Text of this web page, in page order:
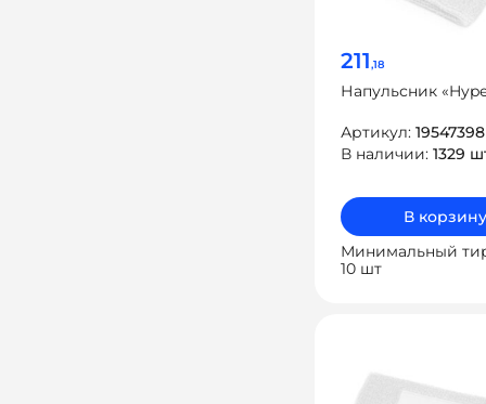
211,18
Напульсник
Артикул:
В наличии: 1329
В корзину
Минимальный
10 шт